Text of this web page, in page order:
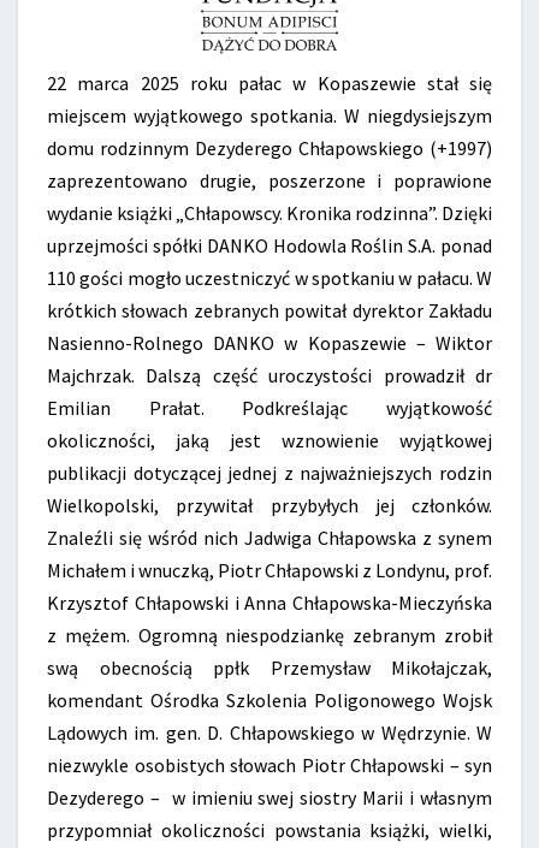
22 marca 2025 roku pałac w Kopaszewie stał się
miejscem wyjątkowego spotkania. W niegdysiejszym
domu rodzinnym Dezyderego Chłapowskiego (+1997)
zaprezentowano drugie, poszerzone i poprawione
wydanie książki „Chłapowscy. Kronika rodzinna”. Dzięki
uprzejmości spółki DANKO Hodowla Roślin S.A. ponad
110 gości mogło uczestniczyć w spotkaniu w pałacu. W
krótkich słowach zebranych powitał dyrektor Zakładu
Nasienno-Rolnego DANKO w Kopaszewie – Wiktor
Majchrzak. Dalszą część uroczystości prowadził dr
Emilian Prałat. Podkreślając wyjątkowość
okoliczności, jaką jest wznowienie wyjątkowej
publikacji dotyczącej jednej z najważniejszych rodzin
Wielkopolski, przywitał przybyłych jej członków.
Znaleźli się wśród nich Jadwiga Chłapowska z synem
Michałem i wnuczką, Piotr Chłapowski z Londynu, prof.
Krzysztof Chłapowski i Anna Chłapowska-Mieczyńska
z mężem. Ogromną niespodziankę zebranym zrobił
swą obecnością ppłk Przemysław Mikołajczak,
komendant Ośrodka Szkolenia Poligonowego Wojsk
Lądowych im. gen. D. Chłapowskiego w Wędrzynie. W
niezwykle osobistych słowach Piotr Chłapowski – syn
Dezyderego – w imieniu swej siostry Marii i własnym
przypomniał okoliczności powstania książki, wielki,